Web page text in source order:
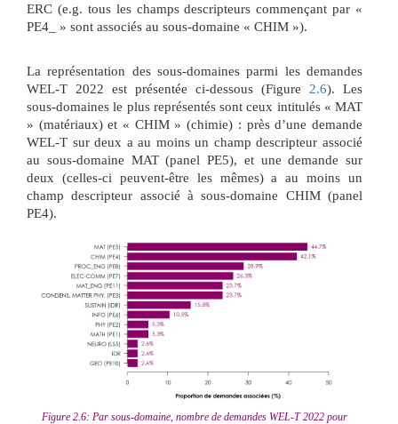
ERC (e.g. tous les champs descripteurs commençant par «
PE4_ » sont associés au sous-domaine « CHIM »).
La représentation des sous-domaines parmi les demandes
WEL-T 2022 est présentée ci-dessous (Figure 2.6). Les
sous-domaines le plus représentés sont ceux intitulés « MAT
» (matériaux) et « CHIM » (chimie) : près d’une demande
WEL-T sur deux a au moins un champ descripteur associé
au sous-domaine MAT (panel PE5), et une demande sur
deux (celles-ci peuvent-être les mêmes) a au moins un
champ descripteur associé à sous-domaine CHIM (panel
PE4).
Figure 2.6: Par sous-domaine, nombre de demandes WEL-T 2022 pour